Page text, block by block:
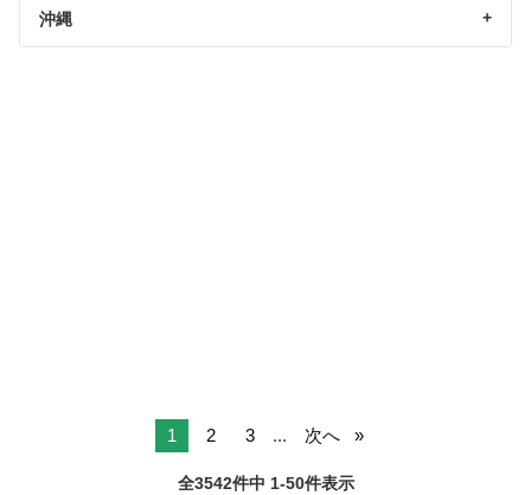
沖縄
1 2 3 ... 次へ
全3542件中 1-50件表示